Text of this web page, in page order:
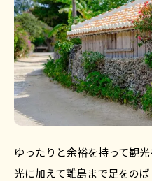
ゆったりと余裕を持って観
光に加えて離島まで足をの